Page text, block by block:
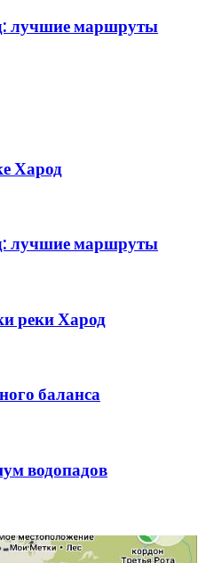
лучшие маршруты
Харод
лучшие маршруты
реки Харод
баланса
водопадов